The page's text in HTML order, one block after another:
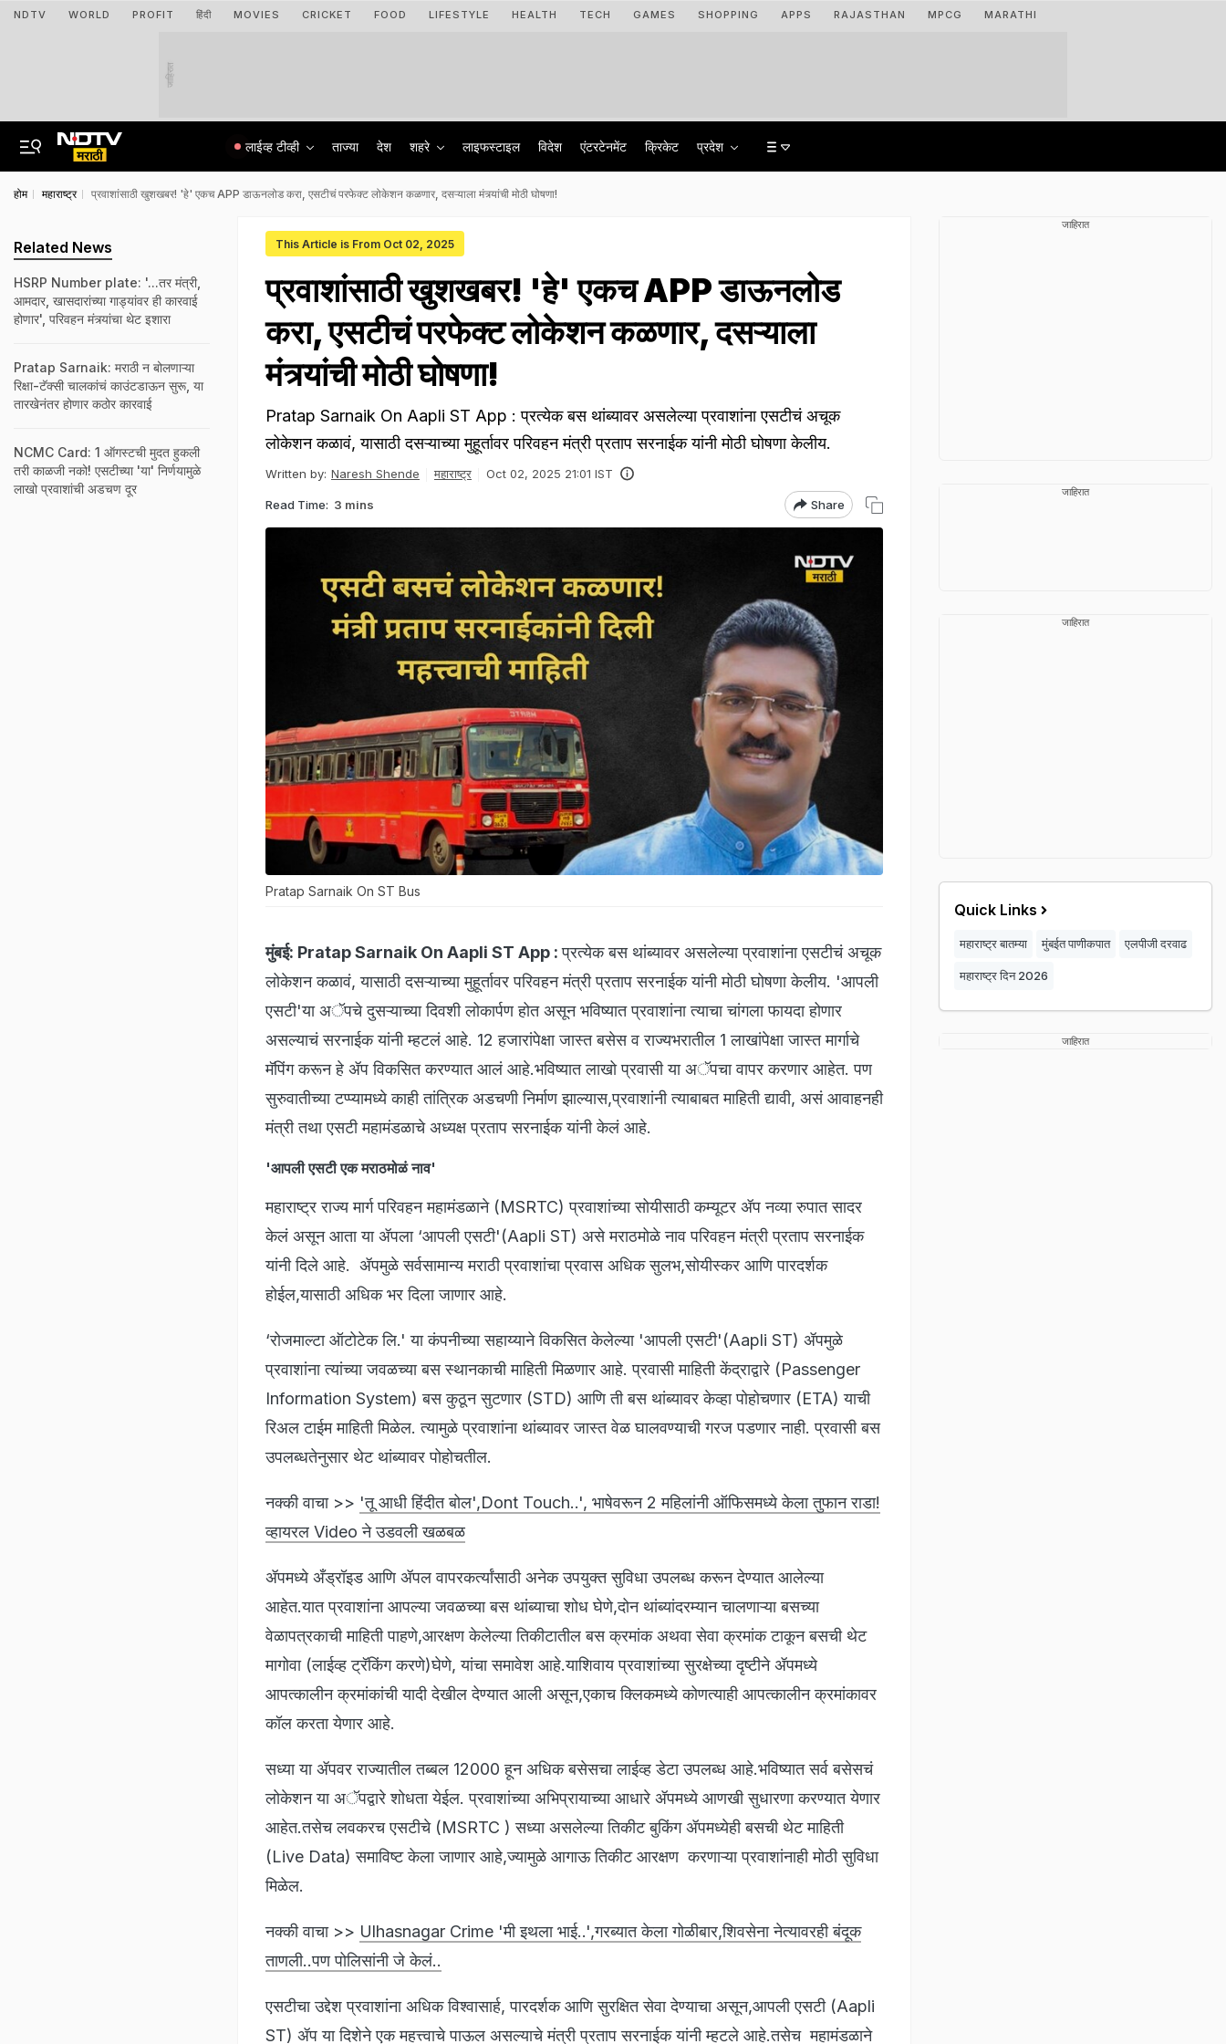
NDTV WORLD PROFIT हिंदी MOVIES CRICKET FOOD LIFESTYLE HEALTH TECH GAMES SHOPPING APPS RAJASTHAN MPCG MARATHI
जाहिरात
लाईव्ह टीव्ही ताज्या देश शहरे लाइफस्टाइल विदेश एंटरटेनमेंट क्रिकेट प्रदेश
होम महाराष्ट्र प्रवाशांसाठी खुशखबर! 'हे' एकच APP डाऊनलोड करा, एसटीचं परफेक्ट लोकेशन कळणार, दसऱ्याला मंत्र्यांची मोठी घोषणा!
This Article is From Oct 02, 2025
प्रवाशांसाठी खुशखबर! 'हे' एकच APP डाऊनलोड
करा, एसटीचं परफेक्ट लोकेशन कळणार, दसऱ्याला
मंत्र्यांची मोठी घोषणा!
Pratap Sarnaik On Aapli ST App : प्रत्येक बस थांब्यावर असलेल्या प्रवाशांना एसटीचं अचूक
लोकेशन कळावं, यासाठी दसऱ्याच्या मुहूर्तावर परिवहन मंत्री प्रताप सरनाईक यांनी मोठी घोषणा केलीय.
Written by: Naresh Shende महाराष्ट्र Oct 02, 2025 21:01 IST
Read Time: 3 mins Share
Pratap Sarnaik On ST Bus
मुंबई: Pratap Sarnaik On Aapli ST App :प्रत्येक बस थांब्यावर असलेल्या प्रवाशांना एसटीचं अचूक
लोकेशन कळावं, यासाठी दसऱ्याच्या मुहूर्तावर परिवहन मंत्री प्रताप सरनाईक यांनी मोठी घोषणा केलीय. 'आपली
एसटी'या अॅपचे दुसऱ्याच्या दिवशी लोकार्पण होत असून भविष्यात प्रवाशांना त्याचा चांगला फायदा होणार
असल्याचं सरनाईक यांनी म्हटलं आहे. 12 हजारांपेक्षा जास्त बसेस व राज्यभरातील 1 लाखांपेक्षा जास्त मार्गाचे
मॅपिंग करून हे ॲप विकसित करण्यात आलं आहे.भविष्यात लाखो प्रवासी या अॅपचा वापर करणार आहेत. पण
सुरुवातीच्या टप्प्यामध्ये काही तांत्रिक अडचणी निर्माण झाल्यास,प्रवाशांनी त्याबाबत माहिती द्यावी, असं आवाहनही
मंत्री तथा एसटी महामंडळाचे अध्यक्ष प्रताप सरनाईक यांनी केलं आहे.
'आपली एसटी एक मराठमोळं नाव'
महाराष्ट्र राज्य मार्ग परिवहन महामंडळाने (MSRTC) प्रवाशांच्या सोयीसाठी कम्यूटर ॲप नव्या रुपात सादर
केलं असून आता या ॲपला ‘आपली एसटी'(Aapli ST) असे मराठमोळे नाव परिवहन मंत्री प्रताप सरनाईक
यांनी दिले आहे. ॲपमुळे सर्वसामान्य मराठी प्रवाशांचा प्रवास अधिक सुलभ,सोयीस्कर आणि पारदर्शक
होईल,यासाठी अधिक भर दिला जाणार आहे.
‘रोजमाल्टा ऑटोटेक लि.' या कंपनीच्या सहाय्याने विकसित केलेल्या 'आपली एसटी'(Aapli ST) ॲपमुळे
प्रवाशांना त्यांच्या जवळच्या बस स्थानकाची माहिती मिळणार आहे. प्रवासी माहिती केंद्राद्वारे (Passenger
Information System) बस कुठून सुटणार (STD) आणि ती बस थांब्यावर केव्हा पोहोचणार (ETA) याची
रिअल टाईम माहिती मिळेल. त्यामुळे प्रवाशांना थांब्यावर जास्त वेळ घालवण्याची गरज पडणार नाही. प्रवासी बस
उपलब्धतेनुसार थेट थांब्यावर पोहोचतील.
नक्की वाचा >> 'तू आधी हिंदीत बोल',Dont Touch..', भाषेवरून 2 महिलांनी ऑफिसमध्ये केला तुफान राडा!
व्हायरल Video ने उडवली खळबळ
ॲपमध्ये अँड्रॉइड आणि ॲपल वापरकर्त्यांसाठी अनेक उपयुक्त सुविधा उपलब्ध करून देण्यात आलेल्या
आहेत.यात प्रवाशांना आपल्या जवळच्या बस थांब्याचा शोध घेणे,दोन थांब्यांदरम्यान चालणाऱ्या बसच्या
वेळापत्रकाची माहिती पाहणे,आरक्षण केलेल्या तिकीटातील बस क्रमांक अथवा सेवा क्रमांक टाकून बसची थेट
मागोवा (लाईव्ह ट्रॅकिंग करणे)घेणे, यांचा समावेश आहे.याशिवाय प्रवाशांच्या सुरक्षेच्या दृष्टीने ॲपमध्ये
आपत्कालीन क्रमांकांची यादी देखील देण्यात आली असून,एकाच क्लिकमध्ये कोणत्याही आपत्कालीन क्रमांकावर
कॉल करता येणार आहे.
सध्या या ॲपवर राज्यातील तब्बल 12000 हून अधिक बसेसचा लाईव्ह डेटा उपलब्ध आहे.भविष्यात सर्व बसेसचं
लोकेशन या अॅपद्वारे शोधता येईल. प्रवाशांच्या अभिप्रायाच्या आधारे ॲपमध्ये आणखी सुधारणा करण्यात येणार
आहेत.तसेच लवकरच एसटीचे (MSRTC ) सध्या असलेल्या तिकीट बुकिंग ॲपमध्येही बसची थेट माहिती
(Live Data) समाविष्ट केला जाणार आहे,ज्यामुळे आगाऊ तिकीट आरक्षण करणाऱ्या प्रवाशांनाही मोठी सुविधा
मिळेल.
नक्की वाचा >> Ulhasnagar Crime 'मी इथला भाई..',गरब्यात केला गोळीबार,शिवसेना नेत्यावरही बंदूक
ताणली..पण पोलिसांनी जे केलं..
एसटीचा उद्देश प्रवाशांना अधिक विश्वासार्ह, पारदर्शक आणि सुरक्षित सेवा देण्याचा असून,आपली एसटी (Aapli
ST) ॲप या दिशेने एक महत्त्वाचे पाऊल असल्याचे मंत्री प्रताप सरनाईक यांनी म्हटले आहे.तसेच महामंडळाने
Related News
HSRP Number plate: '...तर मंत्री,
आमदार, खासदारांच्या गाड्यांवर ही कारवाई
होणार', परिवहन मंत्र्यांचा थेट इशारा
Pratap Sarnaik: मराठी न बोलणाऱ्या
रिक्षा-टॅक्सी चालकांचं काउंटडाऊन सुरू, या
तारखेनंतर होणार कठोर कारवाई
NCMC Card: 1 ऑगस्टची मुदत हुकली
तरी काळजी नको! एसटीच्या 'या' निर्णयामुळे
लाखो प्रवाशांची अडचण दूर
जाहिरात
जाहिरात
जाहिरात
Quick Links
महाराष्ट्र बातम्या मुंबईत पाणीकपात एलपीजी दरवाढ
महाराष्ट्र दिन 2026
जाहिरात